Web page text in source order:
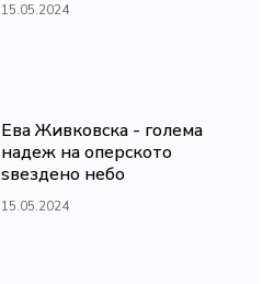
15.05.2024
Ева Живковска - голема
надеж на оперското
ѕвездено небо
15.05.2024